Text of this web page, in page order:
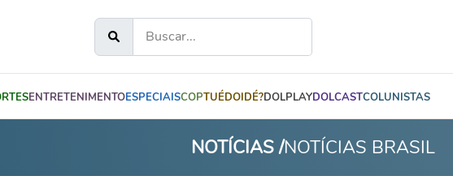
ENTRETENIMENTOESPECIAISCOPTUÉDOIDÉ?DOLPLAYDOLCASTCOLUNISTAS
NOTÍCIAS /NOTÍCIAS BRASIL